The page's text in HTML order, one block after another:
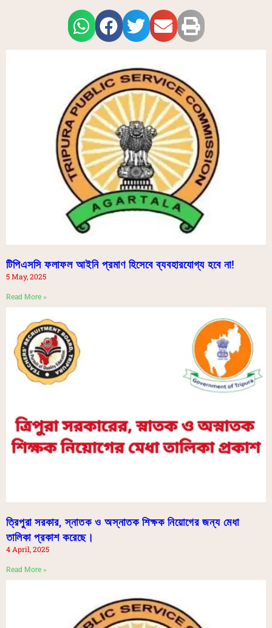
টিপিএসসি ফলাফল আইনি প্রমাণ হিসেবে ব্যবহারযোগ্য হবে না!
5 May, 2025
Read More »
ত্রিপুরা সরকার, স্নাতক ও অস্নাতক শিক্ষক নিয়োগের জন্য মেধা
তালিকা প্রকাশ করেছে।
4 April, 2025
Read More »